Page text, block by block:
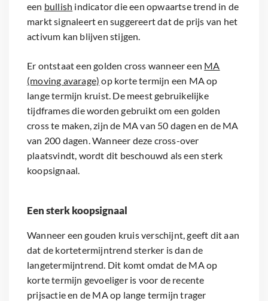
een bullish indicator die een opwaartse trend in de
markt signaleert en suggereert dat de prijs van het
activum kan blijven stijgen.
Er ontstaat een golden cross wanneer een MA
(moving avarage) op korte termijn een MA op
lange termijn kruist. De meest gebruikelijke
tijdframes die worden gebruikt om een golden
cross te maken, zijn de MA van 50 dagen en de MA
van 200 dagen. Wanneer deze cross-over
plaatsvindt, wordt dit beschouwd als een sterk
koopsignaal.
Een sterk koopsignaal
Wanneer een gouden kruis verschijnt, geeft dit aan
dat de kortetermijntrend sterker is dan de
langetermijntrend. Dit komt omdat de MA op
korte termijn gevoeliger is voor de recente
prijsactie en de MA op lange termijn trager